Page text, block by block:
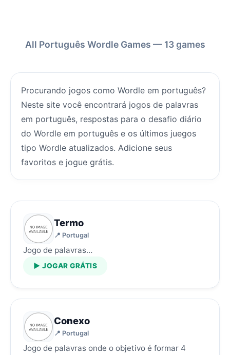
All Português Wordle Games — 13 games
Procurando jogos como Wordle em português?
Neste site você encontrará jogos de palavras
em português, respostas para o desafio diário
do Wordle em português e os últimos juegos
tipo Wordle atualizados. Adicione seus
favoritos e jogue grátis.
Termo
📍 Portugal
Jogo de palavras…
▶ JOGAR GRÁTIS
Conexo
📍 Portugal
Jogo de palavras onde o objetivo é formar 4